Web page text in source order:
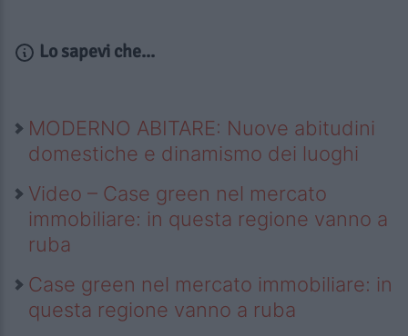
Lo sapevi che...
MODERNO ABITARE: Nuove abitudini
domestiche e dinamismo dei luoghi
Video – Case green nel mercato
immobiliare: in questa regione vanno a
ruba
Case green nel mercato immobiliare: in
questa regione vanno a ruba